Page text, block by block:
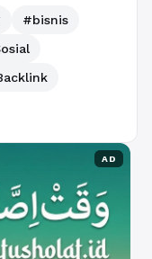
#bisnis
AD